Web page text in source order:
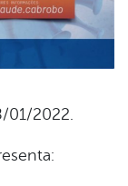
01/2022.